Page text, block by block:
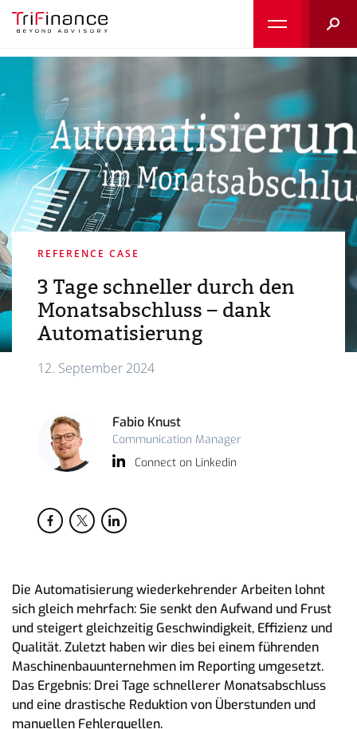
Suche
REFERENCE CASE
3 Tage schneller durch den
Monatsabschluss – dank
Automatisierung
12. September 2024
Fabio Knust
Communication Manager
Connect on Linkedin
Die Automatisierung wiederkehrender Arbeiten lohnt
sich gleich mehrfach: Sie senkt den Aufwand und Frust
und steigert gleichzeitig Geschwindigkeit, Effizienz und
Qualität. Zuletzt haben wir dies bei einem führenden
Maschinenbauunternehmen im Reporting umgesetzt.
Das Ergebnis: Drei Tage schnellerer Monatsabschluss
und eine drastische Reduktion von Überstunden und
manuellen Fehlerquellen.